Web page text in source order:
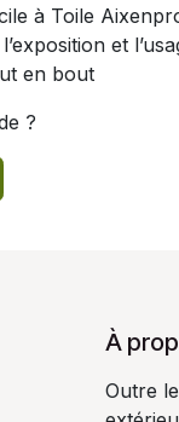
à Toile
et
en bout
?
À
Outre